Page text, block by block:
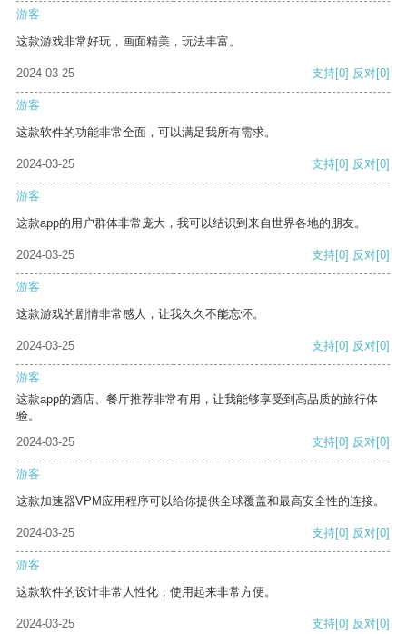
游客
这款游戏非常好玩，画面精美，玩法丰富。
2024-03-25 支持[0] 反对[0]
游客
这款软件的功能非常全面，可以满足我所有需求。
2024-03-25 支持[0] 反对[0]
游客
这款app的用户群体非常庞大，我可以结识到来自世界各地的朋友。
2024-03-25 支持[0] 反对[0]
游客
这款游戏的剧情非常感人，让我久久不能忘怀。
2024-03-25 支持[0] 反对[0]
游客
这款app的酒店、餐厅推荐非常有用，让我能够享受到高品质的旅行体
验。
2024-03-25
支持[0] 反对[0]
游客
这款加速器VPM应用程序可以给你提供全球覆盖和最高安全性的连接。
2024-03-25 支持[0] 反对[0]
游客
这款软件的设计非常人性化，使用起来非常方便。
2024-03-25 支持[0] 反对[0]